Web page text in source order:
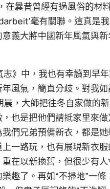
在曩昔曾經有過風俗的材
毫有關聯。這真是
義大將中國新年風氣與
》中，我也有幸讀到早
風氣，簡直分歧。對我
晨，大師把往冬自家做的
也是把他們請抵家里來
們兄弟預備新衣，都是
一路玩，也有展現新衣
在以新換舊，但很少有
趣了。再如“不掃地”一